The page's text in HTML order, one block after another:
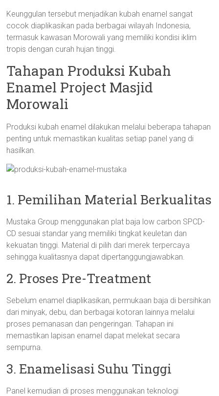
Keunggulan tersebut menjadikan kubah enamel sangat
cocok diaplikasikan pada berbagai wilayah Indonesia,
termasuk kawasan Morowali yang memiliki kondisi iklim
tropis dengan curah hujan tinggi.
Tahapan Produksi Kubah
Enamel Project Masjid
Morowali
Produksi kubah enamel dilakukan melalui beberapa tahapan
penting untuk memastikan kualitas setiap panel yang di
hasilkan.
1. Pemilihan Material Berkualitas
Mustaka Group menggunakan plat baja low carbon SPCD-
CD sesuai standar yang memiliki tingkat keuletan dan
kekuatan tinggi. Material di pilih dari merek terpercaya
sehingga kualitasnya dapat dipertanggungjawabkan.
2. Proses Pre-Treatment
Sebelum enamel diaplikasikan, permukaan baja di bersihkan
dari minyak, debu, dan berbagai kotoran lainnya melalui
proses pemanasan dan pengeringan. Tahapan ini
memastikan lapisan enamel dapat melekat secara
sempurna.
3. Enamelisasi Suhu Tinggi
Panel kemudian di proses menggunakan teknologi